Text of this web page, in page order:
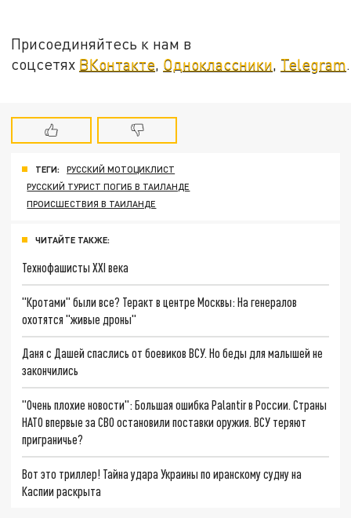
Присоединяйтесь к нам в
соцсетях ВКонтакте Одноклассники Telegram
ТЕГИ:
РУССКИЙ МОТОЦИКЛИСТ
РУССКИЙ ТУРИСТ ПОГИБ В ТАИЛАНДЕ
ПРОИСШЕСТВИЯ В ТАИЛАНДЕ
ЧИТАЙТЕ ТАКЖЕ:
Технофашисты XXI века
"Кротами" были все? Теракт в центре Москвы: На генералов
охотятся "живые дроны"
Даня с Дашей спаслись от боевиков ВСУ. Но беды для малышей не
закончились
"Очень плохие новости": Большая ошибка Palantir в России. Страны
НАТО впервые за СВО остановили поставки оружия. ВСУ теряют
приграничье?
Вот это триллер! Тайна удара Украины по иранскому судну на
Каспии раскрыта